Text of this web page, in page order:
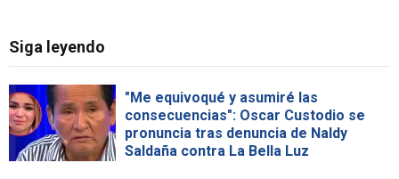
Siga leyendo
"Me equivoqué y asumiré las
consecuencias": Oscar Custodio se
pronuncia tras denuncia de Naldy
Saldaña contra La Bella Luz